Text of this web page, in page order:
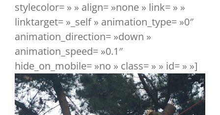
stylecolor= » » align= »none » link= » »
linktarget= »_self » animation_type= »0″
animation_direction= »down »
animation_speed= »0.1″
hide_on_mobile= »no » class= » » id= » »]